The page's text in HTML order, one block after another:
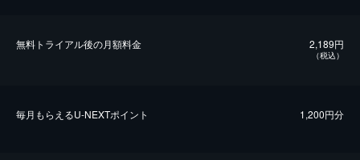
無料トライアル後の⽉額料金 2,189円
（税込）
毎⽉もらえるU-NEXTポイント 1,200円分